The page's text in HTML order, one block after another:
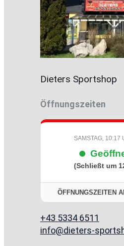
Dieters Sportshop
Öffnungszeiten
SAMSTAG, 10:17
(Schließt um
ÖFFNUNGSZEITEN
+43 5334 6511
info@dieters-